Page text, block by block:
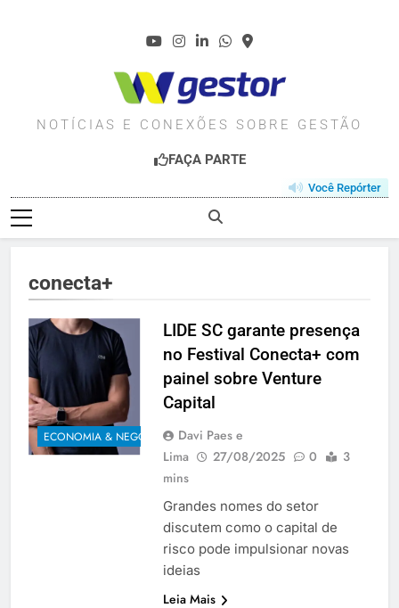
WGESTOR.COM.BR
NOTÍCIAS E CONEXÕES SOBRE GESTÃO
FAÇA PARTE
Você Repórter
conecta+
ECONOMIA & NEGÓCIOS
LIDE SC garante presença
no Festival Conecta+ com
painel sobre Venture
Capital
Davi Paes e
Lima
27/08/2025 0
3
mins
Grandes nomes do setor
discutem como o capital de
risco pode impulsionar novas
ideias
Leia Mais